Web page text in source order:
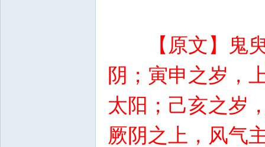
【原文】鬼
阴；寅申之岁，
太阳；己亥之岁
厥阴之上，风气